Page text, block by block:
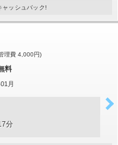
ャッシュバック!
理費 4,000円)
料
月
分